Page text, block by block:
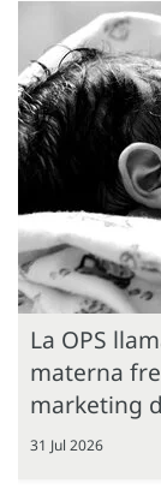
La OPS
materna
marketing
31 Jul 2026